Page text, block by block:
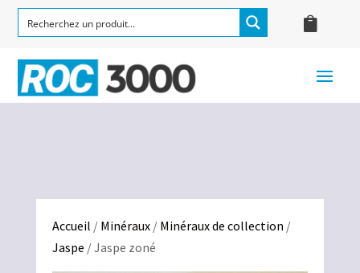
Accueil / Minéraux/ Minéraux de collection /
Jaspe / Jaspe zoné